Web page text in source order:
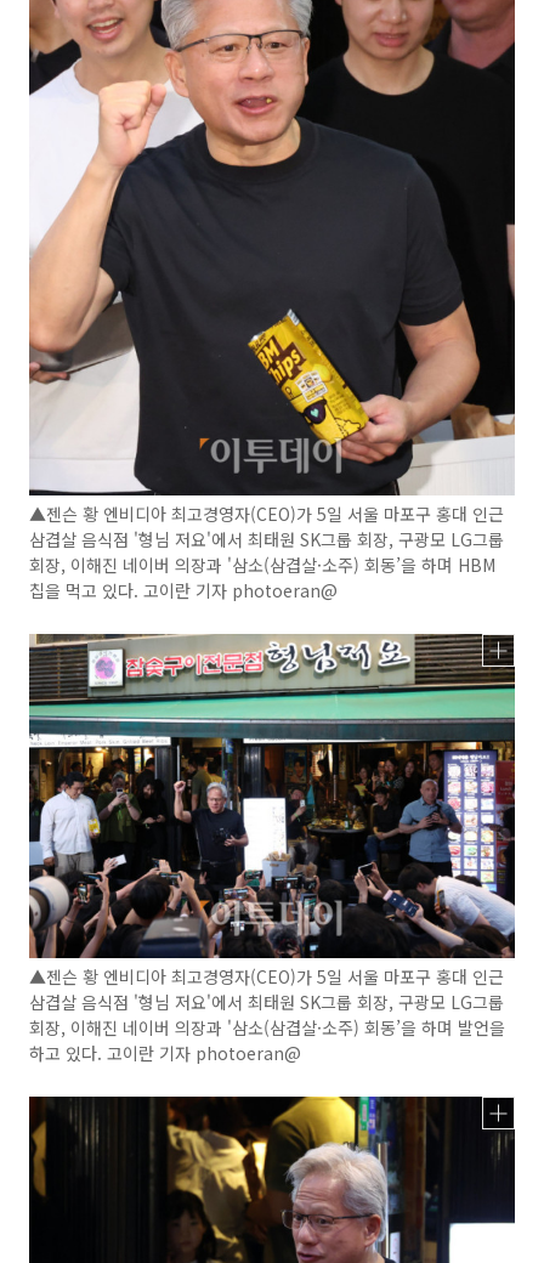
▲젠슨 황 엔비디아 최고경영자(CEO)가 5일 서울 마포구 홍대 인근
삼겹살 음식점 '형님 저요'에서 최태원 SK그룹 회장, 구광모 LG그룹
회장, 이해진 네이버 의장과 '삼소(삼겹살·소주) 회동’을 하며 HBM
칩을 먹고 있다. 고이란 기자 photoeran@
▲젠슨 황 엔비디아 최고경영자(CEO)가 5일 서울 마포구 홍대 인근
삼겹살 음식점 '형님 저요'에서 최태원 SK그룹 회장, 구광모 LG그룹
회장, 이해진 네이버 의장과 '삼소(삼겹살·소주) 회동’을 하며 발언을
하고 있다. 고이란 기자 photoeran@